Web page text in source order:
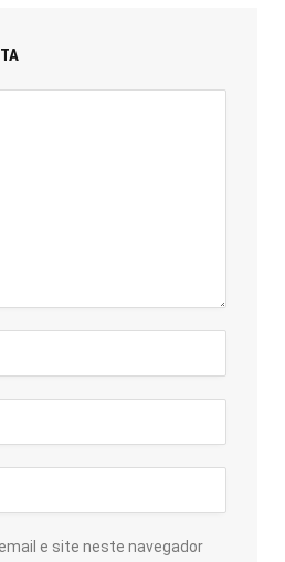
e site neste navegador